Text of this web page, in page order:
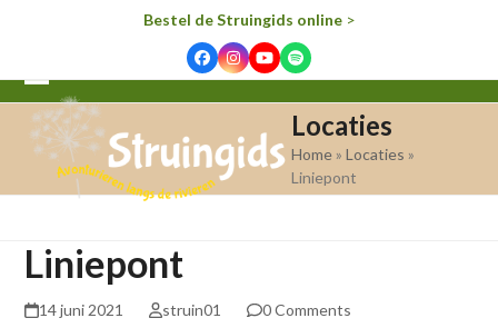
Bestel de Struingids online>
FacebookInstagram
YouTube
Spotify
Open
mobile
menu
Close
mobile
menu
Locaties
Home »Locaties »
Liniepont
Liniepont
14 juni 2021 struin01 0 Comments